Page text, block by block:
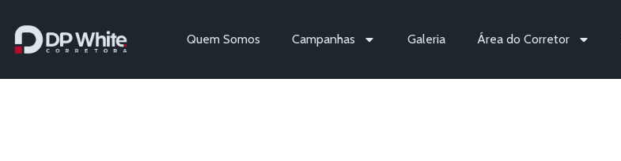
Quem Somos Campanhas Galeria Área do Corretor